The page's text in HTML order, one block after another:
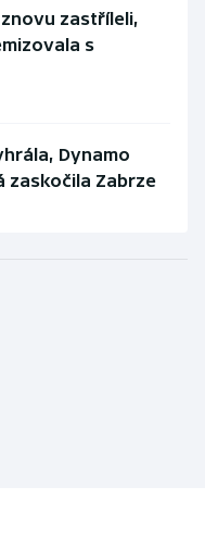
zastříleli,
s
Dynamo
zaskočila Zabrze